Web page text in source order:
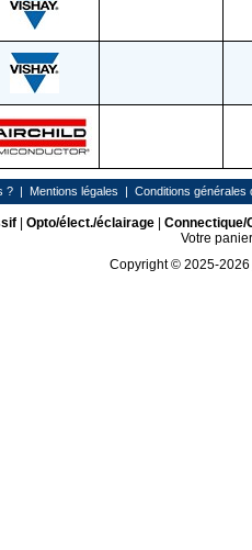
?| Mentions légales | Conditions générales
| Opto/élect./éclairage| Connectique/
Votre panier
Copyright © 2025-2026